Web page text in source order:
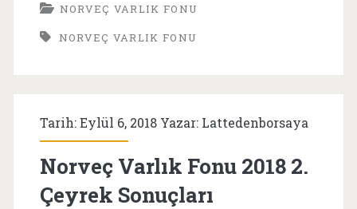
İtibariyle
Norveç
Türk
Hisse
Senedi
NORVEÇ VARLIK FONU
NORVEÇ VARLIK FONU
Tarih: Eylül 6, 2018 Yazar: Lattedenborsaya
Norveç Varlık Fonu 2018 2.
Çeyrek Sonuçları